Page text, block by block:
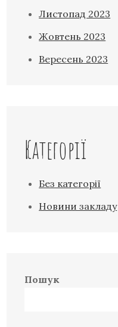
Листопад 2023
Жовтень 2023
Вересень 2023
Категорії
Без категорії
Новини закладу
Пошук